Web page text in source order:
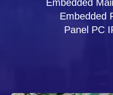
Embedded
Embedded
Panel PC